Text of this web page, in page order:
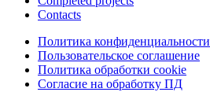
Contacts
Политика конфиденциальности
Пользовательское соглашение
Политика обработки cookie
Согласие на обработку ПД